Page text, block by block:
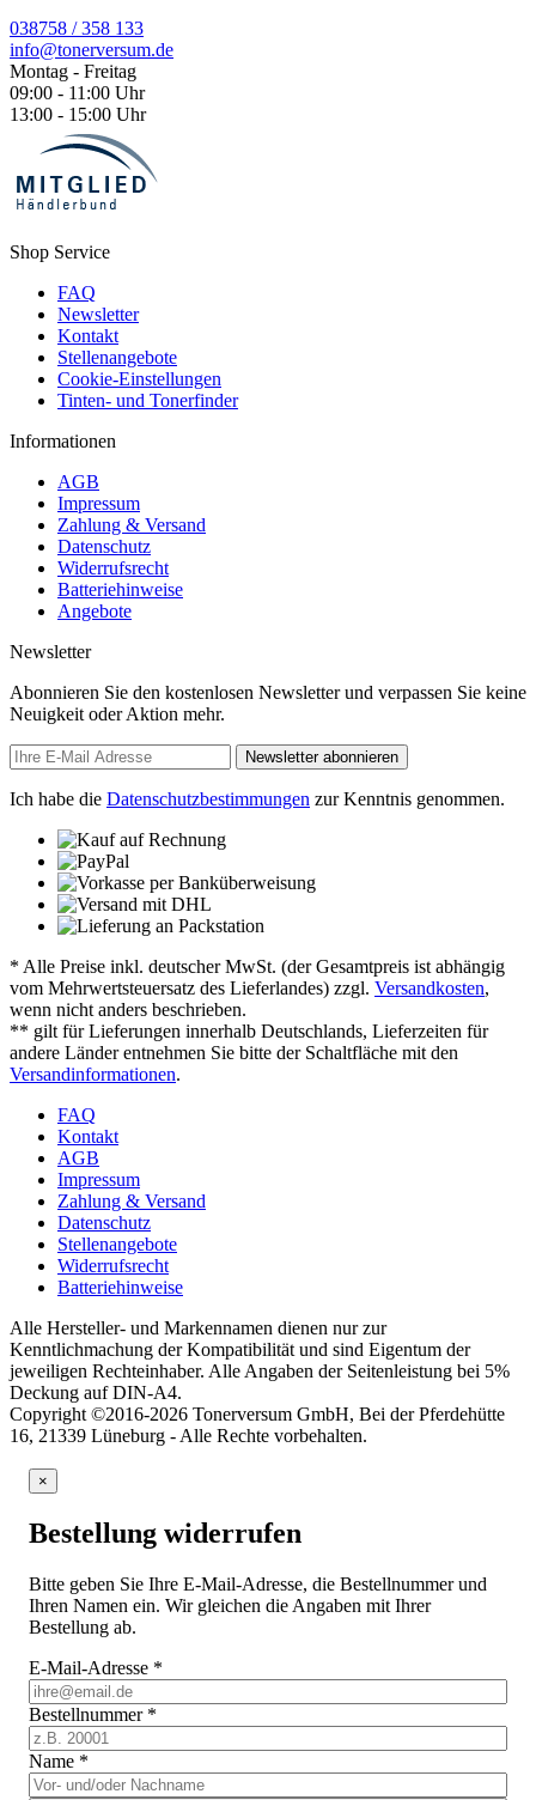
038758 / 358 133
info@tonerversum.de
Montag - Freitag
09:00 - 11:00 Uhr
13:00 - 15:00 Uhr
Shop Service
FAQ
Newsletter
Kontakt
Stellenangebote
Cookie-Einstellungen
Tinten- und Tonerfinder
Informationen
AGB
Impressum
Zahlung & Versand
Datenschutz
Widerrufsrecht
Batteriehinweise
Angebote
Newsletter
Abonnieren Sie den kostenlosen Newsletter und verpassen Sie keine
Neuigkeit oder Aktion mehr.
Newsletter abonnieren
Ich habe die Datenschutzbestimmungen zur Kenntnis genommen.
* Alle Preise inkl. deutscher MwSt. (der Gesamtpreis ist abhängig
vom Mehrwertsteuersatz des Lieferlandes) zzgl. Versandkosten,
wenn nicht anders beschrieben.
** gilt für Lieferungen innerhalb Deutschlands, Lieferzeiten für
andere Länder entnehmen Sie bitte der Schaltfläche mit den
Versandinformationen.
FAQ
Kontakt
AGB
Impressum
Zahlung & Versand
Datenschutz
Stellenangebote
Widerrufsrecht
Batteriehinweise
Alle Hersteller- und Markennamen dienen nur zur
Kenntlichmachung der Kompatibilität und sind Eigentum der
jeweiligen Rechteinhaber. Alle Angaben der Seitenleistung bei 5%
Deckung auf DIN-A4.
Copyright ©2016-2026 Tonerversum GmbH, Bei der Pferdehütte
16, 21339 Lüneburg - Alle Rechte vorbehalten.
×
Bestellung widerrufen
Bitte geben Sie Ihre E-Mail-Adresse, die Bestellnummer und
Ihren Namen ein. Wir gleichen die Angaben mit Ihrer
Bestellung ab.
E-Mail-Adresse *
Bestellnummer *
Name *